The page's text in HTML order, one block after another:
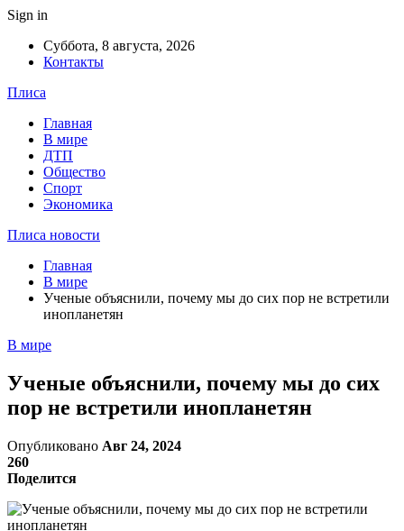
Sign in
Суббота, 8 августа, 2026
Контакты
Плиса
Главная
В мире
ДТП
Общество
Спорт
Экономика
Плиса новости
Главная
В мире
Ученые объяснили, почему мы до сих пор не встретили
инопланетян
В мире
Ученые объяснили, почему мы до сих
пор не встретили инопланетян
Опубликовано Авг 24, 2024
260
Поделится